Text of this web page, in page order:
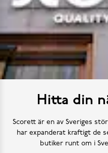
Hitta din
Scorett är en av Sveriges
har expanderat kraftigt de
butiker runt om i